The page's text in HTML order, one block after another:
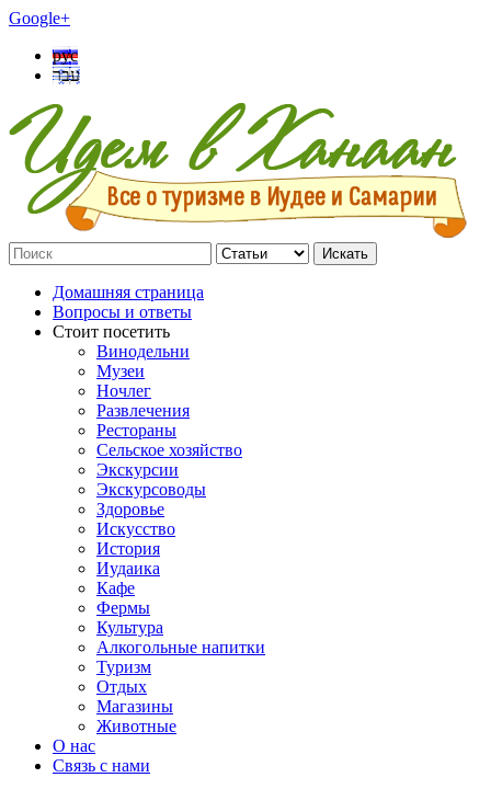
Google+
рус
עבר
Искать
Домашняя страница
Вопросы и ответы
Стоит посетить
Винодельни
Музеи
Ночлег
Развлечения
Рестораны
Сельское хозяйство
Экскурсии
Экскурсоводы
Здоровье
Искусство
История
Иудаика
Кафе
Фермы
Культура
Алкогольные напитки
Туризм
Отдых
Магазины
Животные
О нас
Связь с нами